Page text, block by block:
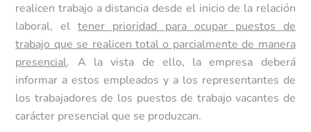
realicen trabajo a distancia desde el inicio de la relación
laboral, eltener prioridad para ocupar puestos de
trabajo que se realicen total o parcialmente de manera
presencial. A la vista de ello, la empresa deberá
informar a estos empleados y a los representantes de
los trabajadores de los puestos de trabajo vacantes de
carácter presencial que se produzcan.